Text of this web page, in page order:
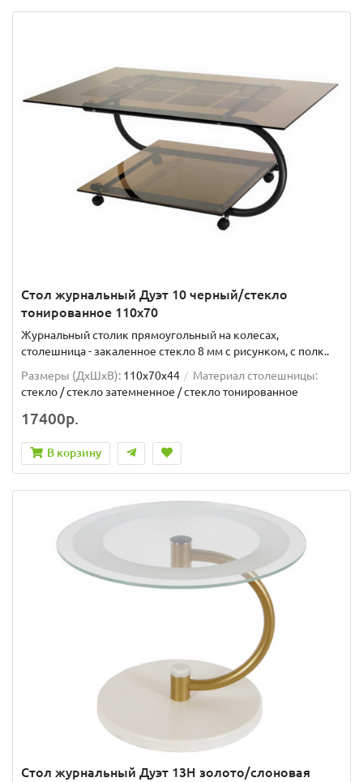
Стол журнальный Дуэт 10 черный/стекло
тонированное 110х70
Журнальный столик прямоугольный на колесах,
столешница - закаленное стекло 8 мм с рисунком, с полк..
Размеры (ДхШxВ): 110х70х44
Материал столешницы:
стекло / стекло затемненное / стекло тонированное
17400р.
В корзину
Стол журнальный Дуэт 13Н золото/слоновая